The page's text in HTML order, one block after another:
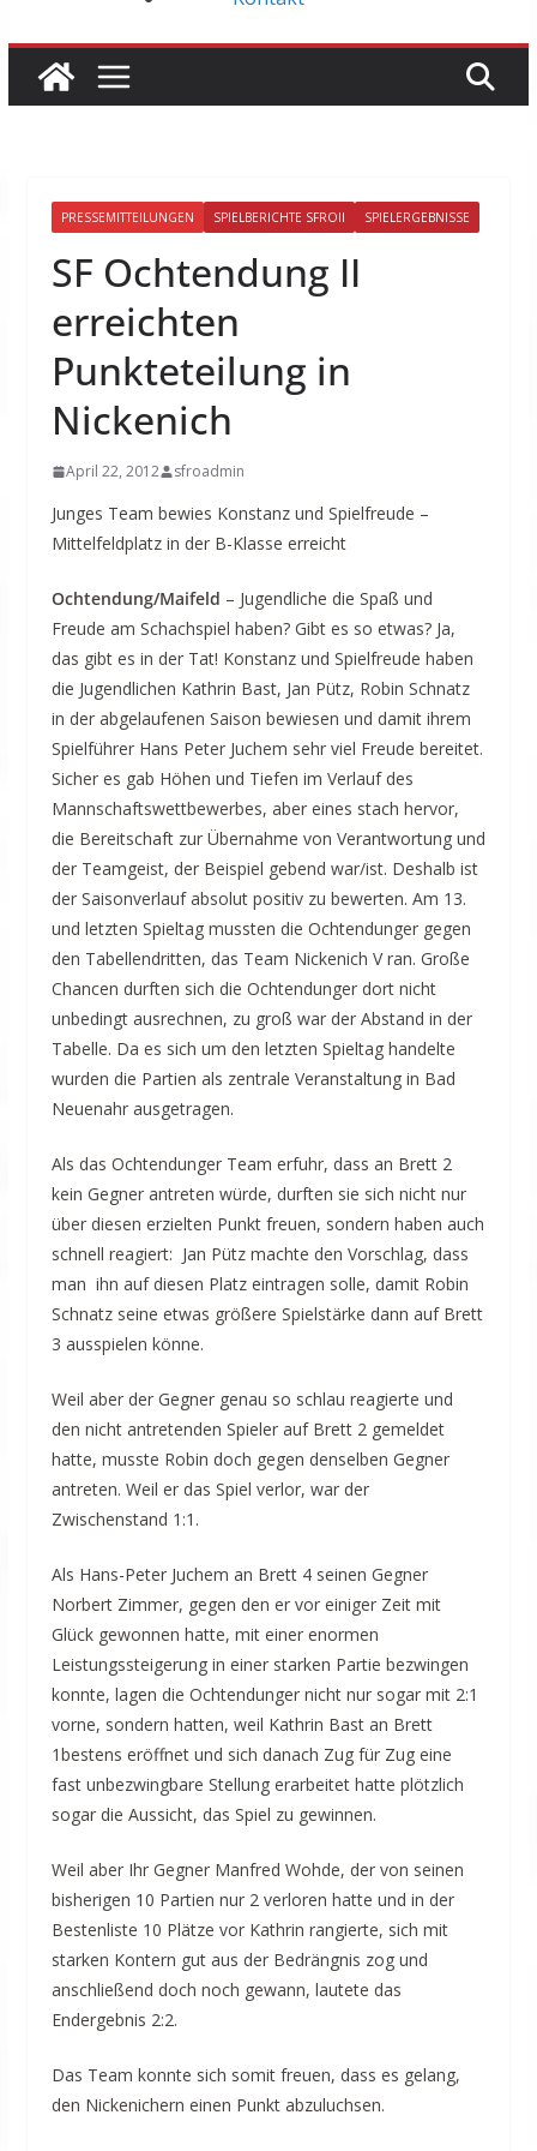
PRESSEMITTEILUNGEN SPIELBERICHTE SFROII SPIELERGEBNISSE
SF Ochtendung II
erreichten
Punkteteilung in
Nickenich
April 22, 2012 sfroadmin
Junges Team bewies Konstanz und Spielfreude –
Mittelfeldplatz in der B-Klasse erreicht
Ochtendung/Maifeld – Jugendliche die Spaß und
Freude am Schachspiel haben? Gibt es so etwas? Ja,
das gibt es in der Tat! Konstanz und Spielfreude haben
die Jugendlichen Kathrin Bast, Jan Pütz, Robin Schnatz
in der abgelaufenen Saison bewiesen und damit ihrem
Spielführer Hans Peter Juchem sehr viel Freude bereitet.
Sicher es gab Höhen und Tiefen im Verlauf des
Mannschaftswettbewerbes, aber eines stach hervor,
die Bereitschaft zur Übernahme von Verantwortung und
der Teamgeist, der Beispiel gebend war/ist. Deshalb ist
der Saisonverlauf absolut positiv zu bewerten. Am 13.
und letzten Spieltag mussten die Ochtendunger gegen
den Tabellendritten, das Team Nickenich V ran. Große
Chancen durften sich die Ochtendunger dort nicht
unbedingt ausrechnen, zu groß war der Abstand in der
Tabelle. Da es sich um den letzten Spieltag handelte
wurden die Partien als zentrale Veranstaltung in Bad
Neuenahr ausgetragen.
Als das Ochtendunger Team erfuhr, dass an Brett 2
kein Gegner antreten würde, durften sie sich nicht nur
über diesen erzielten Punkt freuen, sondern haben auch
schnell reagiert: Jan Pütz machte den Vorschlag, dass
man ihn auf diesen Platz eintragen solle, damit Robin
Schnatz seine etwas größere Spielstärke dann auf Brett
3 ausspielen könne.
Weil aber der Gegner genau so schlau reagierte und
den nicht antretenden Spieler auf Brett 2 gemeldet
hatte, musste Robin doch gegen denselben Gegner
antreten. Weil er das Spiel verlor, war der
Zwischenstand 1:1.
Als Hans-Peter Juchem an Brett 4 seinen Gegner
Norbert Zimmer, gegen den er vor einiger Zeit mit
Glück gewonnen hatte, mit einer enormen
Leistungssteigerung in einer starken Partie bezwingen
konnte, lagen die Ochtendunger nicht nur sogar mit 2:1
vorne, sondern hatten, weil Kathrin Bast an Brett
1bestens eröffnet und sich danach Zug für Zug eine
fast unbezwingbare Stellung erarbeitet hatte plötzlich
sogar die Aussicht, das Spiel zu gewinnen.
Weil aber Ihr Gegner Manfred Wohde, der von seinen
bisherigen 10 Partien nur 2 verloren hatte und in der
Bestenliste 10 Plätze vor Kathrin rangierte, sich mit
starken Kontern gut aus der Bedrängnis zog und
anschließend doch noch gewann, lautete das
Endergebnis 2:2.
Das Team konnte sich somit freuen, dass es gelang,
den Nickenichern einen Punkt abzuluchsen.